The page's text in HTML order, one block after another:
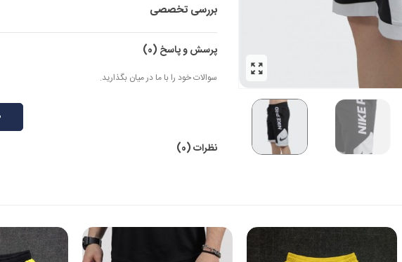
بررسی تخصصی
پرسش و پاسخ (0)
سوالات خود را با ما در میان بگذارید.
نظرات (0)